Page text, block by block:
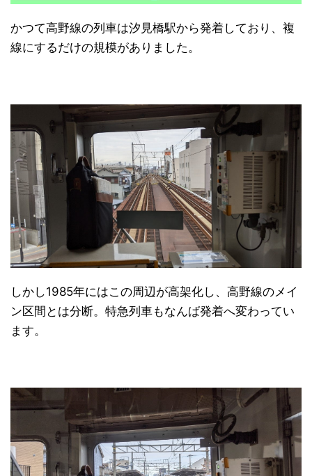
かつて高野線の列車は汐見橋駅から発着しており、複
線にするだけの規模がありました。
しかし1985年にはこの周辺が高架化し、高野線のメイ
ン区間とは分断。特急列車もなんば発着へ変わってい
ます。